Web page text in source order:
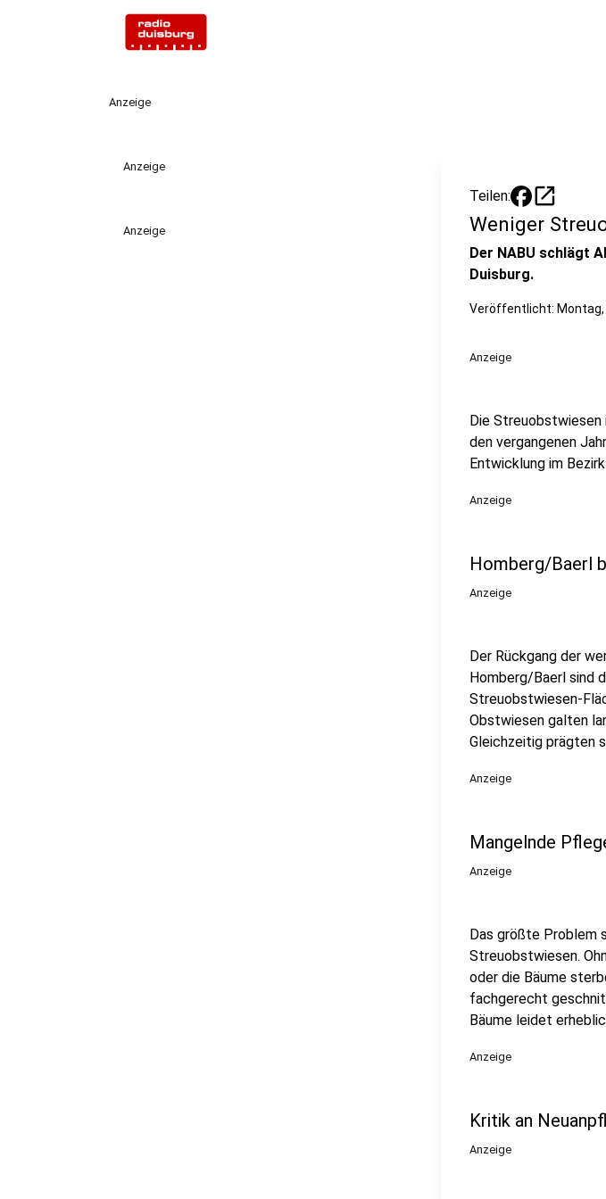
Anzeige
Anzeige
Anzeige
Teilen: open_in_new
Weniger
Der NABU schlägt
Duisburg.
Veröffentlicht:
Anzeige
Die Streuobstwiesen
den vergangenen
Entwicklung im
Anzeige
Homberg/Baerl
Anzeige
Der Rückgang der
Homberg/Baerl sind
Streuobstwiesen-
Obstwiesen galten
Gleichzeitig prägten
Anzeige
Mangelnde
Anzeige
Das größte Problem
Streuobstwiesen.
oder die Bäume
fachgerecht
Bäume leidet
Anzeige
Kritik an
Anzeige